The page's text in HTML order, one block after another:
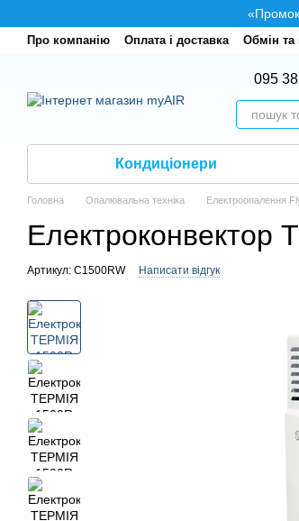
Про компанію Оплата і доставка Обмін та
095
Кондиціонери
Головна Опалювальна техніка Електроопалення
Електроконвектор
Артикул: C1500RW Написати відгук